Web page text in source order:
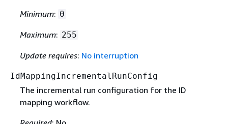
Minimum: 0
Maximum: 255
Update requires: No interruption
IdMappingIncrementalRunConfig
The incremental run configuration for the ID
mapping workflow.